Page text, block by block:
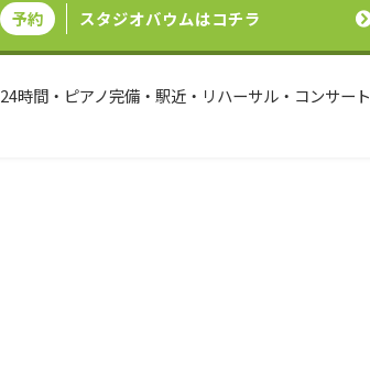
予約 スタジオバウムはコチラ
24時間・ピアノ完備・駅近・リハーサル・コンサート